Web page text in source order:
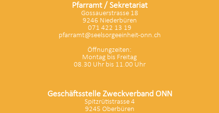
Pfarramt / Sekretariat
Gossauerstrasse 18
9246 Niederbüren
071 422 13 19
pfarramt@seelsorgeeinheit-onn.ch
Öffnungzeiten:
Montag bis Freitag
08.30 Uhr bis 11.00 Uhr
Geschäftsstelle Zweckverband ONN
Spitzrütistrasse 4
9245 Oberbüren